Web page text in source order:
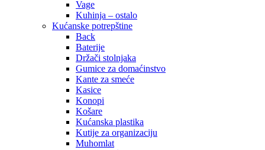
Vage
Kuhinja – ostalo
Kućanske potrepštine
Back
Baterije
Držači stolnjaka
Gumice za domaćinstvo
Kante za smeće
Kasice
Konopi
Košare
Kućanska plastika
Kutije za organizaciju
Muhomlat